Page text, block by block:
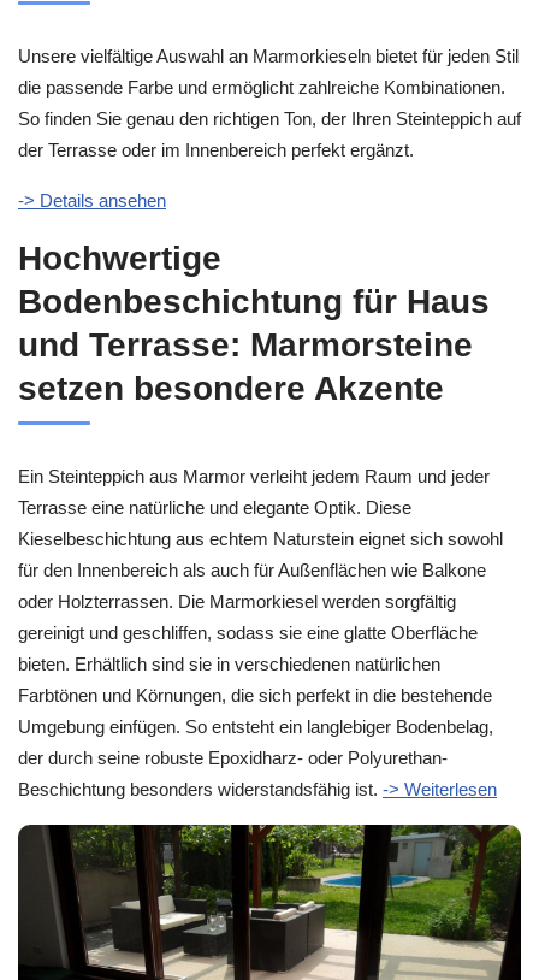
Unsere vielfältige Auswahl an Marmorkieseln bietet für jeden Stil
die passende Farbe und ermöglicht zahlreiche Kombinationen.
So finden Sie genau den richtigen Ton, der Ihren Steinteppich auf
der Terrasse oder im Innenbereich perfekt ergänzt.
-> Details ansehen
Hochwertige
Bodenbeschichtung für Haus
und Terrasse: Marmorsteine
setzen besondere Akzente
Ein Steinteppich aus Marmor verleiht jedem Raum und jeder
Terrasse eine natürliche und elegante Optik. Diese
Kieselbeschichtung aus echtem Naturstein eignet sich sowohl
für den Innenbereich als auch für Außenflächen wie Balkone
oder Holzterrassen. Die Marmorkiesel werden sorgfältig
gereinigt und geschliffen, sodass sie eine glatte Oberfläche
bieten. Erhältlich sind sie in verschiedenen natürlichen
Farbtönen und Körnungen, die sich perfekt in die bestehende
Umgebung einfügen. So entsteht ein langlebiger Bodenbelag,
der durch seine robuste Epoxidharz- oder Polyurethan-
Beschichtung besonders widerstandsfähig ist. -> Weiterlesen